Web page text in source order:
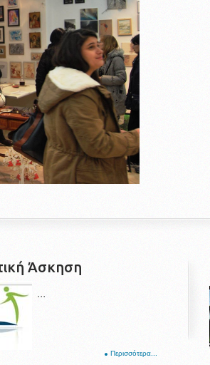
Άσκηση
...
Περισσότερα...